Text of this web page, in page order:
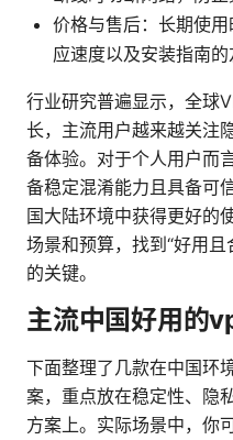
价格与售后：长期使
应速度以及安装指南的
行业研究普遍显示，全球
长，主流用户越来越关注
备体验。对于个人用户而
备稳定混淆能力且具备可
国大陆环境中获得更好的
场景和预算，找到“好用
的关键。
主流中国好用的
下面整理了几款在中国环
案，重点放在稳定性、隐
方案上。实际场景中，你